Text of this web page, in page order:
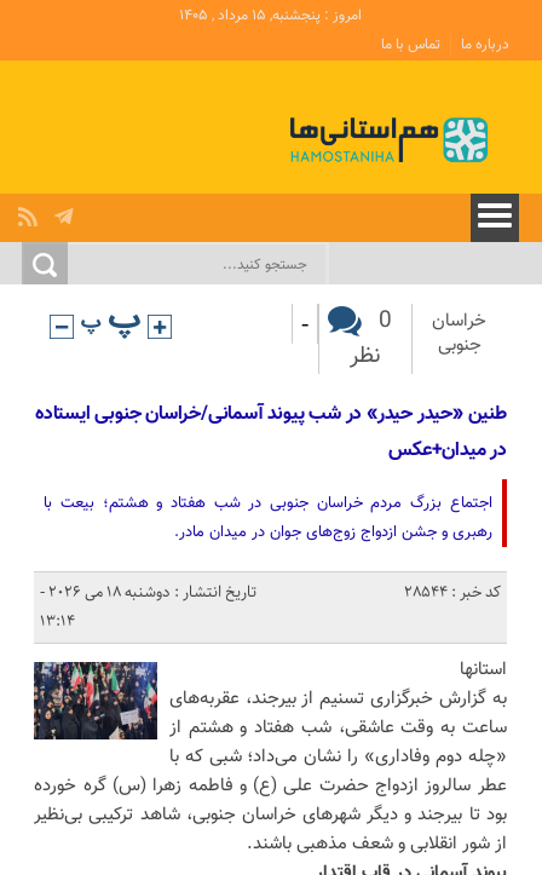
امروز : پنجشنبه, ۱۵ مرداد , ۱۴۰۵
درباره ما
تماس با ما
خراسان
جنوبی
0
نظر
-
طنین «حیدر حیدر» در شب پیوند آسمانی/خراسان جنوبی ایستاده
در میدان+عکس
اجتماع بزرگ مردم خراسان جنوبی در شب هفتاد و هشتم؛ بیعت با
رهبری و جشن ازدواج زوج‌های جوان در میدان مادر.
کد خبر : 28544
تاریخ انتشار : دوشنبه 18 می 2026 -
13:14
استانها
به گزارش خبرگزاری تسنیم از بیرجند، عقربه‌های
ساعت به وقت عاشقی، شب هفتاد و هشتم از
«چله دوم وفاداری» را نشان می‌داد؛ شبی که با
عطر سالروز ازدواج حضرت علی (ع) و فاطمه زهرا (س) گره خورده
بود تا بیرجند و دیگر شهرهای خراسان جنوبی، شاهد ترکیبی بی‌نظیر
از شور انقلابی و شعف مذهبی باشند.